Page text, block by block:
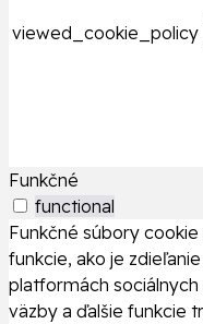
viewed_cookie_policy
Funkčné
functional
Funkčné súbory
funkcie, ako je
platformách
väzby a ďalšie funkcie